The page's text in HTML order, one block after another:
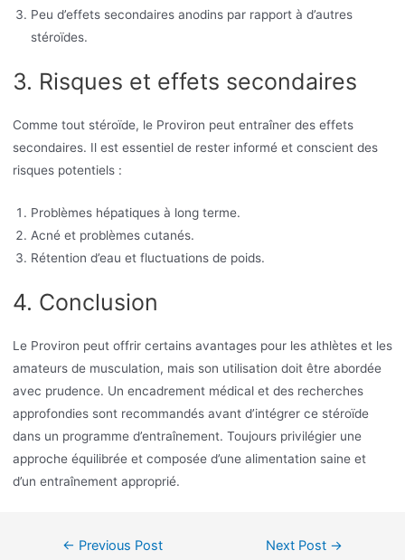
Peu d’effets secondaires anodins par rapport à d’autres
stéroïdes.
3. Risques et effets secondaires
Comme tout stéroïde, le Proviron peut entraîner des effets
secondaires. Il est essentiel de rester informé et conscient des
risques potentiels :
Problèmes hépatiques à long terme.
Acné et problèmes cutanés.
Rétention d’eau et fluctuations de poids.
4. Conclusion
Le Proviron peut offrir certains avantages pour les athlètes et les
amateurs de musculation, mais son utilisation doit être abordée
avec prudence. Un encadrement médical et des recherches
approfondies sont recommandés avant d’intégrer ce stéroïde
dans un programme d’entraînement. Toujours privilégier une
approche équilibrée et composée d’une alimentation saine et
d’un entraînement approprié.
← Previous Post Next Post →